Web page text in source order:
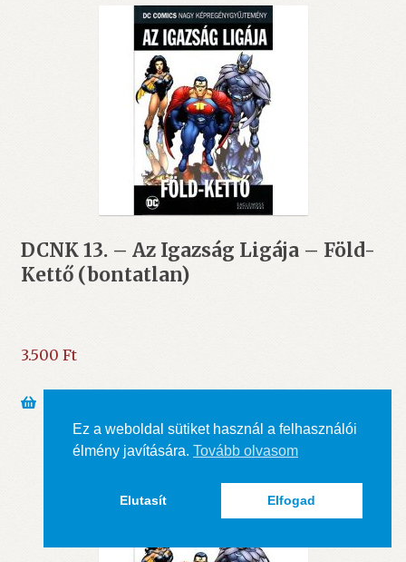
DCNK 13. – Az Igazság Ligája – Föld-
Kettő (bontatlan)
3.500 Ft
Ez a weboldal sütiket használ a felhasználói
élmény javítására. Tovább olvasom
Elutasít Elfogad